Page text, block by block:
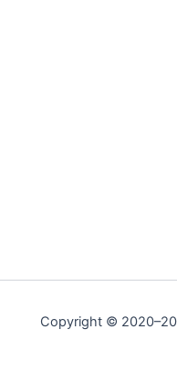
Copyright ©